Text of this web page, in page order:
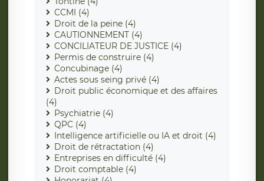
CCMI (4)
Droit de la peine (4)
CAUTIONNEMENT (4)
CONCILIATEUR DE JUSTICE (4)
Permis de construire (4)
Concubinage (4)
Actes sous seing privé (4)
Droit public économique et des affaires
(4)
Psychiatrie (4)
QPC (4)
Intelligence artificielle ou IA et droit (4)
Droit de rétractation (4)
Entreprises en difficulté (4)
Droit comptable (4)